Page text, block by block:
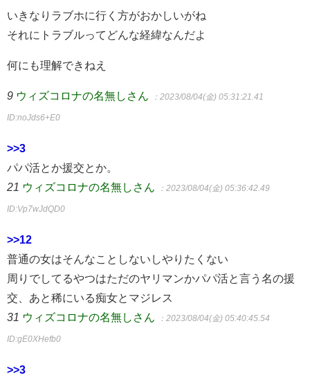
いきなりラブホに行く方がおかしいがね
それにトラブルってどんな経緯なんだよ
何にも理解できねえ
9 ウィズコロナの名無しさん ：2023/08/04(金) 05:31:21.41
ID:noJds6+E0
>>3
パパ活とか援交とか。
21 ウィズコロナの名無しさん ：2023/08/04(金) 05:36:42.49
ID:Vp7wJdQD0
>>12
普通の女はそんなことしないしやりたくない
周りでしてるやつはただのヤリマンかパパ活と言う名の援
交、あと稀にいる痴女とマジレス
31 ウィズコロナの名無しさん ：2023/08/04(金) 05:40:45.54
ID:gE0XHefb0
>>3